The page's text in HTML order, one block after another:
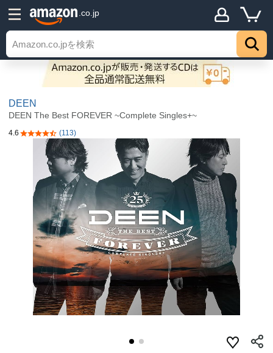
.co.jp
DEEN
DEEN The Best FOREVER ~Complete Singles+~
4.6 5つ星のうち4.6
(113)